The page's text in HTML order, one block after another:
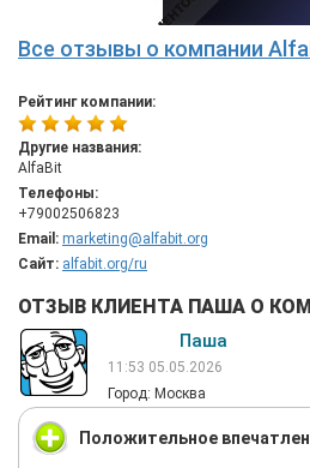
Все отзывы о компании
Рейтинг компании:
Другие названия:
AlfaBit
Телефоны:
+79002506823
Email: marketing@alfabit.org
Сайт: alfabit.org/ru
ОТЗЫВ КЛИЕНТА ПАША О
Паша
11:53 05.05.2026
Город: Москва
Положительное